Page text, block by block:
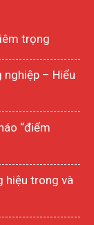
trọng
nghiệp – Hiểu
“điểm
hiệu trong và